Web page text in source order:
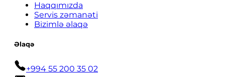
Haqqımızda
Servis zəmanəti
Bizimlə əlaqə
Əlaqə
+994 55 200 35 02